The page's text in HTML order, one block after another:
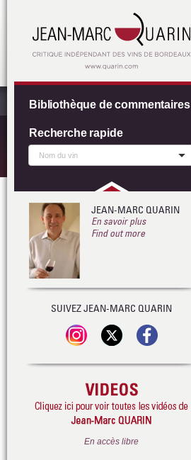
Bibliothèque de commentaires
Recherche rapide
JEAN-MARC QUARIN
En savoir plus
Find out more
SUIVEZ JEAN-MARC QUARIN
En accès libre